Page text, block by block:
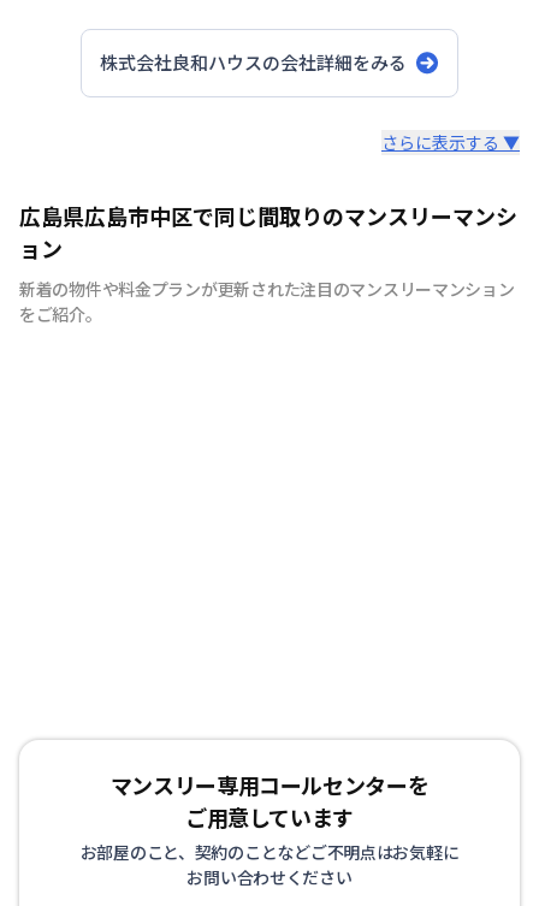
株式会社良和ハウスの会社詳細をみる
広島のマンスリーマンション“エールマンスリー広島”は、
中国地方で管理物件戸数 NO.1の良和ハウスが運営展開す
るマンスリーマンションです。 豊富な物件の中から厳選
したお部屋にお洒落な家具や質のよい家電を装備。 イン
テリアやサービスにも拘った地元密着企業ならではの柔軟
さらに表示する ▼
広島県広島市中区で同じ間取りのマンスリーマンシ
ョン
新着の物件や料金プランが更新された注目のマンスリーマンション
をご紹介。
マンスリー専用コールセンターを
ご用意しています
お部屋のこと、契約のことなどご不明点はお気軽に
お問い合わせください